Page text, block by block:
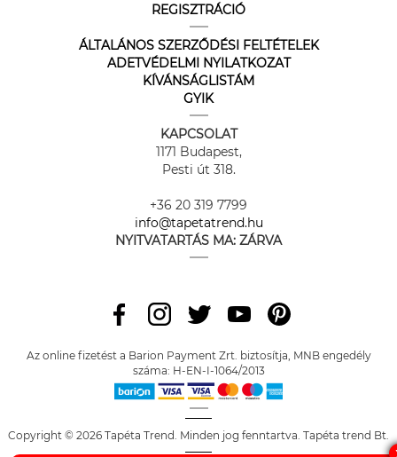
REGISZTRÁCIÓ
ÁLTALÁNOS SZERZŐDÉSI FELTÉTELEK
ADETVÉDELMI NYILATKOZAT
KÍVÁNSÁGLISTÁM
GYIK
KAPCSOLAT
1171 Budapest,
Pesti út 318.
+36 20 319 7799
info@tapetatrend.hu
NYITVATARTÁS MA: ZÁRVA
Az online fizetést a Barion Payment Zrt. biztosítja, MNB engedély
száma: H-EN-I-1064/2013
Copyright © 2026 Tapéta Trend. Minden jog fenntartva. Tapéta trend Bt.